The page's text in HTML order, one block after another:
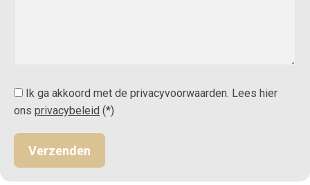
Ik ga akkoord met de privacyvoorwaarden. Lees hier
ons privacybeleid (*)